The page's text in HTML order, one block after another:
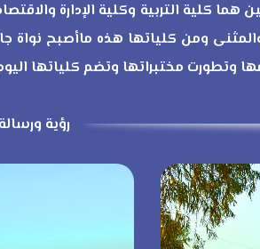
القادسية عام ١٩٨٧ بكليتين هما كلية
ومن كلياتها هذه ماأصبح
وتطورت مختبراتها وتضم كلياتها
رؤية